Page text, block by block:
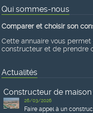
Qui sommes-nous
Comparer et choisir son
Cette annuaire vous
constructeur et de prendre
Actualités
Constructeur de
26/03/2026
Faire appel à un